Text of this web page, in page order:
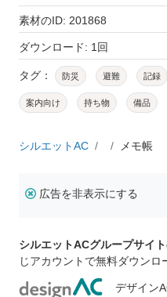
素材のID: 201868
ダウンロード: 1回
タグ： 防災 避難 記録
案内向け 持ち物 備品
シルエットAC メモ帳
広告を非表示にする
シルエットACグループサイ
じアカウントで無料ダウンロ
デザイン